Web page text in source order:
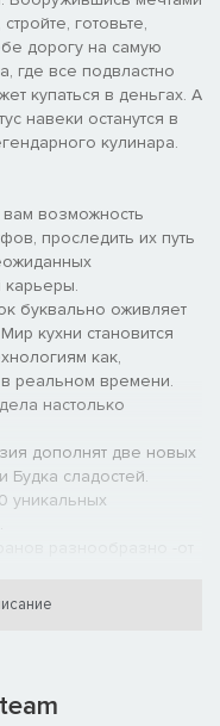
готовьте,
дорогу на самую
где все подвластно
купаться в деньгах. А
навеки останутся в
кулинара.
вам возможность
проследить их путь
карьеры.
буквально оживляет
кухни становится
как,
реальном времени.
настолько
дополнят две новых
Будка сладостей.
уникальных
на небывалую высоту,
стало еще